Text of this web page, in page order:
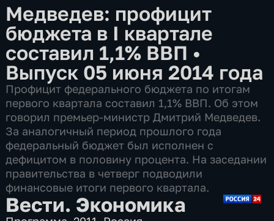
Медведев: профицит
бюджета в I квартале
составил 1,1% ВВП •
Выпуск 05 июня 2014 года
Профицит федерального бюджета по итогам
первого квартала составил 1,1% ВВП. Об этом
говорил премьер-министр Дмитрий Медведев.
За аналогичный период прошлого года
федеральный бюджет был исполнен с
дефицитом в половину процента. На заседании
правительства в четверг подводили
финансовые итоги первого квартала.
Вести. Экономика